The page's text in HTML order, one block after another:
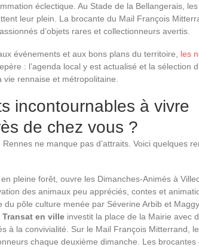
éclectique. Au Stade de la Bellangerais,
leur plein. La brocante du Mail François
d’objets rares et collectionneurs avertis.
événements et aux bons plans du territoire, les
: l’agenda local y est actualisé et la sélection
rennaise et métropolitaine.
incontournables à vivre
de chez vous ?
ne manque pas d’attraits. Voici quelques
en pleine forêt, ouvre les Dimanches-Animés à
des animaux peu appréciés, contes et
du pôle culture menée par Séverine Arbib et
en ville investit la place de la Mairie avec
à la convivialité. Sur le Mail François Mitterrand,
chaque deuxième dimanche. Les brocantes